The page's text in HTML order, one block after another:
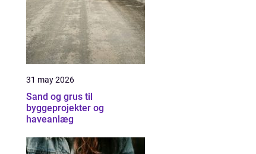
31 may 2026
Sand og grus til
byggeprojekter og
haveanlæg